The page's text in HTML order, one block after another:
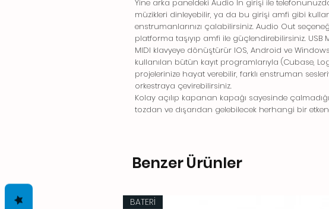
Yine arka paneldeki Audio In girişi ile
müzikleri dinleyebilir, ya da bu girişi amfi gibi
enstrumanlarınızı çalabilirsiniz. Audio Out
platforma taşıyıp amfi ile güçlendirebilirsiniz. USB
MIDI klavyeye dönüştürür IOS, Android ve
kullanılan bütün kayıt programlarıyla (Cubase,
projelerinize hayat verebilir, farklı enstruman
orkestraya çevirebilirsiniz.
Kolay açılıp kapanan kapağı sayesinde
tozdan ve dışarıdan gelebilecek herhangi bir
Benzer Ürünler
BATERİ